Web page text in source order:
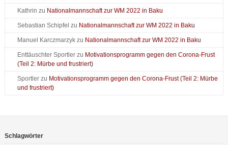
Kathrin zu Nationalmannschaft zur WM 2022 in Baku
Sebastian Schipfel zu Nationalmannschaft zur WM 2022 in Baku
Manuel Karczmarzykzu Nationalmannschaft zur WM 2022 in Baku
Enttäuschter Sportlerzu Motivationsprogramm gegen den Corona-Frust
(Teil 2: Mürbe und frustriert)
Sportlerzu Motivationsprogramm gegen den Corona-Frust (Teil 2: Mürbe
und frustriert)
Schlagwörter